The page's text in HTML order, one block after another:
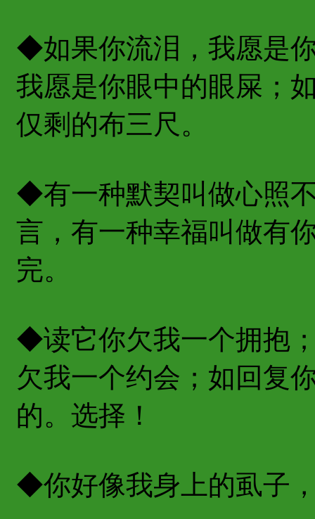
◆如果你流泪，我愿是
我愿是你眼中的眼屎；
仅剩的布三尺。
◆有一种默契叫做心照
言，有一种幸福叫做有
完。
◆读它你欠我一个拥抱
欠我一个约会；如回复
的。选择！
◆你好像我身上的虱子